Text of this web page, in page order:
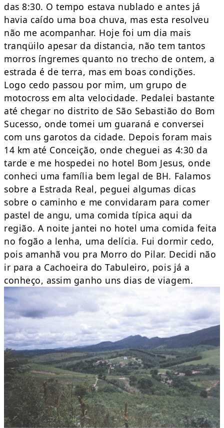
das 8:30. O tempo estava nublado e antes já
havia caído uma boa chuva, mas esta resolveu
não me acompanhar. Hoje foi um dia mais
tranqüilo apesar da distancia, não tem tantos
morros íngremes quanto no trecho de ontem, a
estrada é de terra, mas em boas condições.
Logo cedo passou por mim, um grupo de
motocross em alta velocidade. Pedalei bastante
até chegar no distrito de São Sebastião do Bom
Sucesso, onde tomei um guaraná e conversei
com uns garotos da cidade. Depois foram mais
14 km até Conceição, onde cheguei as 4:30 da
tarde e me hospedei no hotel Bom Jesus, onde
conheci uma família bem legal de BH. Falamos
sobre a Estrada Real, peguei algumas dicas
sobre o caminho e me convidaram para comer
pastel de angu, uma comida típica aqui da
região. A noite jantei no hotel uma comida feita
no fogão a lenha, uma delícia. Fui dormir cedo,
pois amanhã vou pra Morro do Pilar. Decidi não
ir para a Cachoeira do Tabuleiro, pois já a
conheço, assim ganho uns dias de viagem.